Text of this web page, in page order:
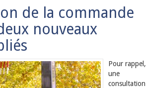
de la commande
nouveaux
Pour rappel,
une
consultation